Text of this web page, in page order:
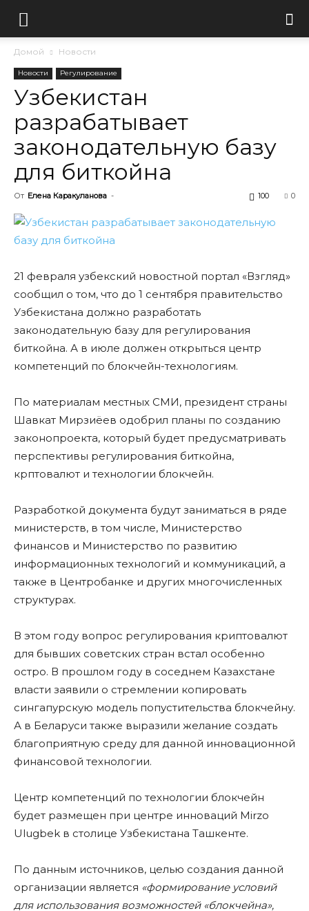
Домой Новости
Новости Регулирование
Узбекистан
разрабатывает
законодательную базу
для биткойна
От Елена Каракуланова - 0
100
21 февраля узбекский новостной портал «Взгляд»
сообщил о том, что до 1 сентября правительство
Узбекистана должно разработать
законодательную базу для регулирования
биткойна. А в июле должен открыться центр
компетенций по блокчейн-технологиям.
По материалам местных СМИ, президент страны
Шавкат Мирзиёев одобрил планы по созданию
законопроекта, который будет предусматривать
перспективы регулирования биткойна,
крптовалют и технологии блокчейн.
Разработкой документа будут заниматься в ряде
министерств, в том числе, Министерство
финансов и Министерство по развитию
информационных технологий и коммуникаций, а
также в Центробанке и других многочисленных
структурах.
В этом году вопрос регулирования криптовалют
для бывших советских стран встал особенно
остро. В прошлом году в соседнем Казахстане
власти заявили о стремлении копировать
сингапурскую модель попустительства блокчейну.
А в Беларуси также выразили желание создать
благоприятную среду для данной инновационной
финансовой технологии.
Центр компетенций по технологии блокчейн
будет размещен при центре инноваций Mirzo
Ulugbek в столице Узбекистана Ташкенте.
По данным источников, целью создания данной
организации является «формирование условий
для использования возможностей «блокчейна»,